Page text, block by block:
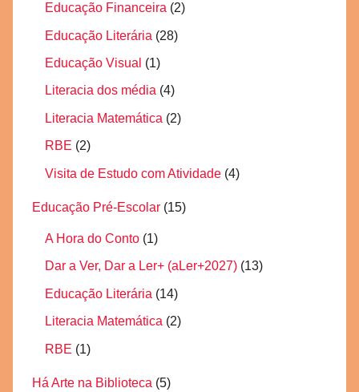
Educação Financeira (2)
Educação Literária (28)
Educação Visual (1)
Literacia dos média (4)
Literacia Matemática (2)
RBE (2)
Visita de Estudo com Atividade (4)
Educação Pré-Escolar (15)
A Hora do Conto (1)
Dar a Ver, Dar a Ler+ (aLer+2027) (13)
Educação Literária (14)
Literacia Matemática (2)
RBE (1)
Há Arte na Biblioteca (5)